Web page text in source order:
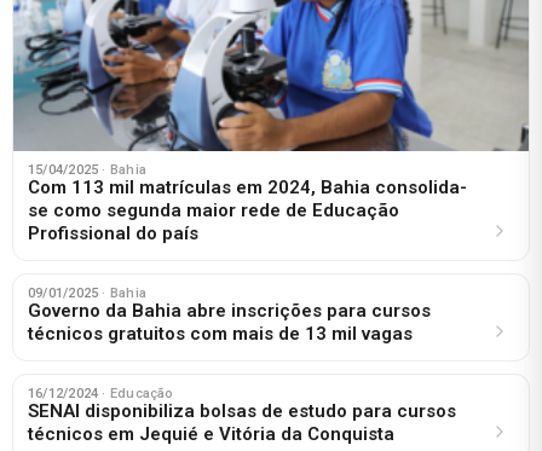
15/04/2025 · Bahia
Com 113 mil matrículas em 2024, Bahia consolida-
se como segunda maior rede de Educação
Profissional do país
09/01/2025 · Bahia
Governo da Bahia abre inscrições para cursos
técnicos gratuitos com mais de 13 mil vagas
16/12/2024 · Educação
SENAI disponibiliza bolsas de estudo para cursos
técnicos em Jequié e Vitória da Conquista